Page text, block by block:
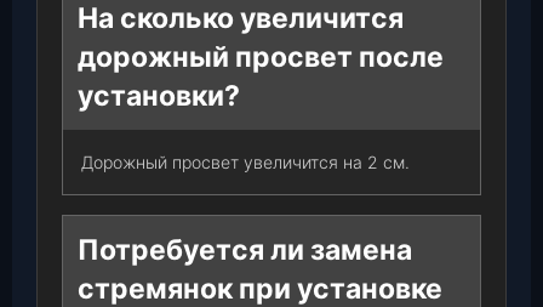
На сколько увеличится
дорожный просвет после
установки?
Дорожный просвет увеличится на 2 см.
Потребуется ли замена
стремянок при установке